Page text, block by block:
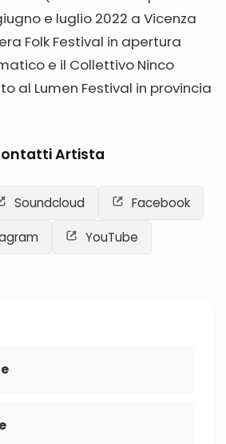
e luglio 2022 a Vicenza
Folk Festival in apertura
e il Collettivo Ninco
al Lumen Festival in provincia
Artista
Soundcloud Facebook
YouTube